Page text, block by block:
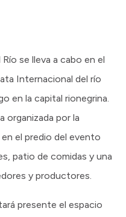
se lleva a cabo en el
Internacional del río
en la capital rionegrina.
organizada por la
en el predio del evento
patio de comidas y una
y productores.
presente el espacio